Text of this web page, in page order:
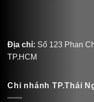
Địa chỉ: Số 123 Phan
TP.HCM
Chi nhánh TP.Thái